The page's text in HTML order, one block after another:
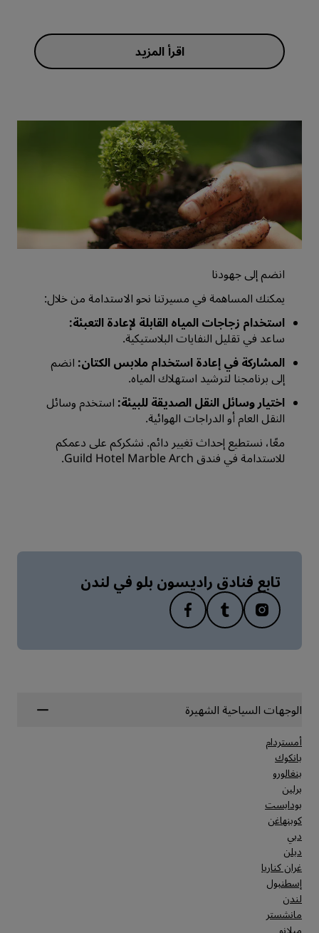
اقرأ المزيد
انضم إلى جهودنا
يمكنك المساهمة في مسيرتنا نحو الاستدامة من خلال:
استخدام زجاجات المياه القابلة لإعادة التعبئة:
ساعد في تقليل النفايات البلاستيكية.
المشاركة في إعادة استخدام ملابس الكتان: انضم
إلى برنامجنا لترشيد استهلاك المياه.
اختيار وسائل النقل الصديقة للبيئة: استخدم وسائل
النقل العام أو الدراجات الهوائية.
معًا، نستطيع إحداث تغيير دائم. نشكركم على دعمكم
للاستدامة في فندق Guild Hotel Marble Arch.
تابع فنادق راديسون بلو في لندن
الوجهات السياحية الشهيرة
أمستردام
بانكوك
بنغالورو
برلين
بودابست
كوبنهاغن
دبي
دبلن
غران كناريا
إسطنبول
لندن
مانشستر
ميلانو